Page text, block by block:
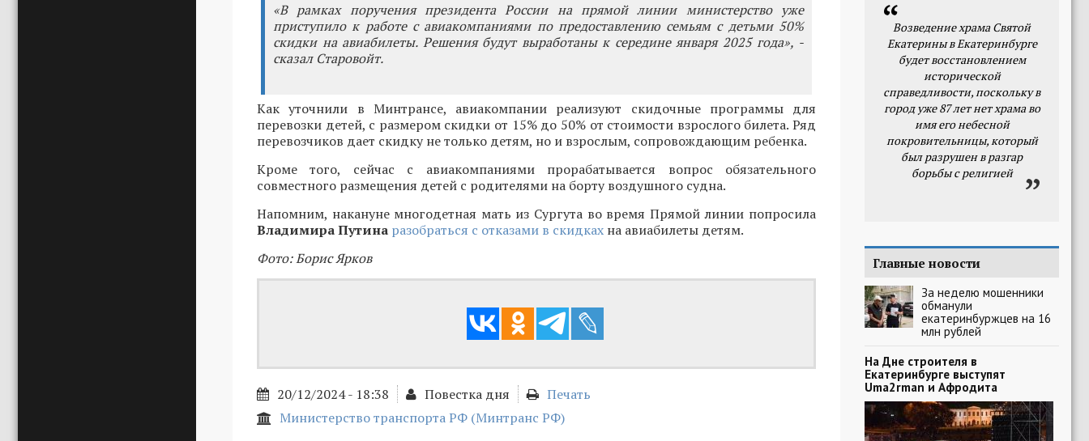
«В рамках поручения президента России на прямой линии министерство уже
приступило к работе с авиакомпаниями по предоставлению семьям с детьми 50%
скидки на авиабилеты. Решения будут выработаны к середине января 2025 года», -
сказал Старовойт.
Как уточнили в Минтрансе, авиакомпании реализуют скидочные программы для
перевозки детей, с размером скидки от 15% до 50% от стоимости взрослого билета. Ряд
перевозчиков дает скидку не только детям, но и взрослым, сопровождающим ребенка.
Кроме того, сейчас с авиакомпаниями прорабатывается вопрос обязательного
совместного размещения детей с родителями на борту воздушного судна.
Напомним, накануне многодетная мать из Сургута во время Прямой линии попросила
Владимира Путина разобраться с отказами в скидках на авиабилеты детям.
Фото: Борис Ярков
20/12/2024 - 18:38 Повестка дня
Печать
Министерство транспорта РФ (Минтранс РФ)
Возведение храма Святой
Екатерины в Екатеринбурге
будет восстановлением
исторической
справедливости, поскольку в
город уже 87 лет нет храма во
имя его небесной
покровительницы, который
был разрушен в разгар
борьбы с религией
Главные новости
За неделю мошенники
обманули
екатеринбуржцев на 16
млн рублей
На Дне строителя в
Екатеринбурге выступят
Uma2rman и Афродита